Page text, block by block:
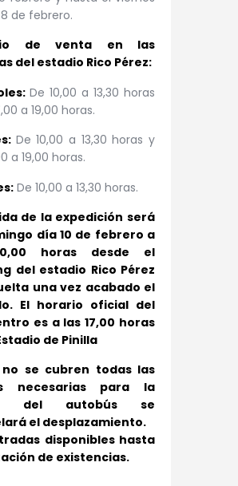
de febrero.
de venta en las
del estadio Rico Pérez:
De 10,00 a 13,30 horas
a 19,00 horas.
De 10,00 a 13,30 horas y
a 19,00 horas.
De 10,00 a 13,30 horas.
de la expedición será
día 10 de febrero a
horas desde el
del estadio Rico Pérez
una vez acabado el
El horario oficial del
es a las 17,00 horas
de Pinilla
se cubren todas las
necesarias para la
del autobús se
el desplazamiento.
disponibles hasta
de existencias.